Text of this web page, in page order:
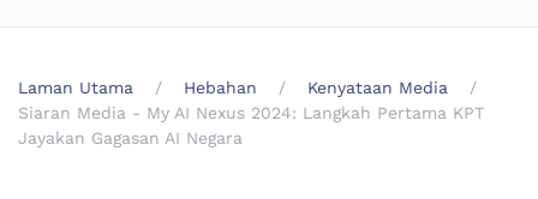
Laman Utama Hebahan
Kenyataan Media
Siaran Media - My AI Nexus 2024: Langkah Pertama KPT
Jayakan Gagasan AI Negara